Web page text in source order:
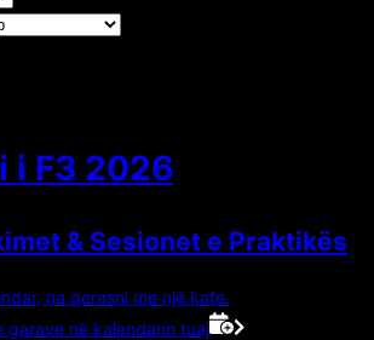
i F3 2026
& Sesionet e Praktikës
na qerasni me një kafe.
garave në kalendarin tuaj